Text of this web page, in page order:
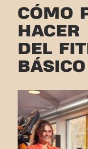
CÓMO
HACER
DEL
BÁSICO